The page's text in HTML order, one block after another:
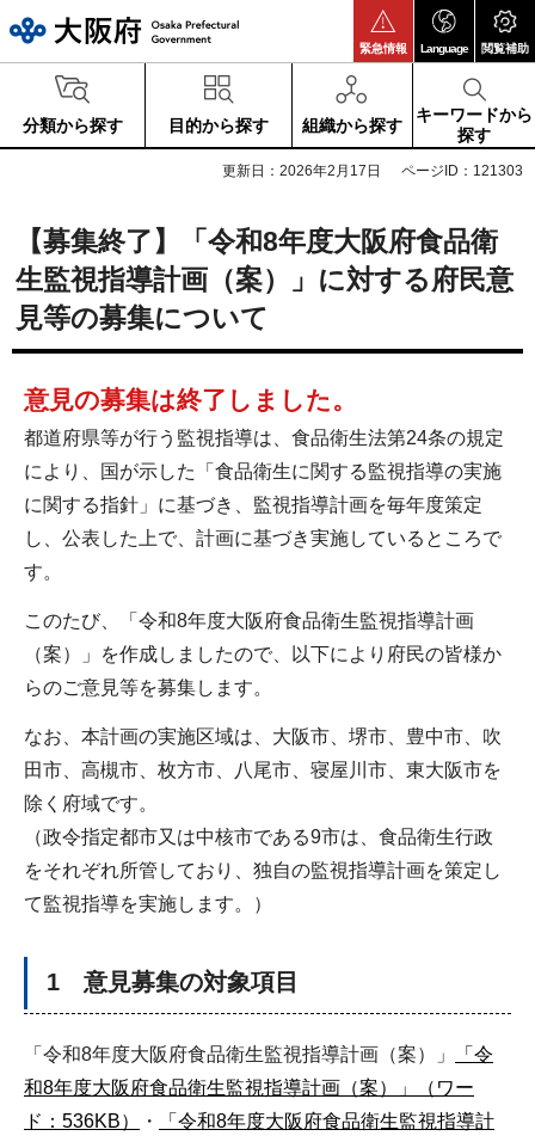
緊急情報 Language 閲覧補助
分類から探す 目的から探す 組織から探す
キーワードから
探す
更新日：2026年2月17日 ページID：121303
【募集終了】
「令和8年度大阪府食品衛
生監視指導計画（案）」に対する府民意
見等の募集について
意見の募集は終了しました。
都道府県等が行う監視指導は、食品衛生法第24条の規定
により、国が示した「食品衛生に関する監視指導の実施
に関する指針」に基づき、監視指導計画を毎年度策定
し、公表した上で、計画に基づき実施しているところで
す。
このたび、「令和8年度大阪府食品衛生監視指導計画
（案）」を作成しましたので、以下により府民の皆様か
らのご意見等を募集します。
なお、本計画の実施区域は、大阪市、堺市、豊中市、吹
田市、高槻市、枚方市、八尾市、寝屋川市、東大阪市を
除く府域です。
（政令指定都市又は中核市である9市は、食品衛生行政
をそれぞれ所管しており、独自の監視指導計画を策定し
て監視指導を実施します。）
1 意見募集の対象項目
「令和8年度大阪府食品衛生監視指導計画（案）」
「令
和8年度大阪府食品衛生監視指導計画（案）」（ワー
ド：536KB）
・
「令和8年度大阪府食品衛生監視指導計